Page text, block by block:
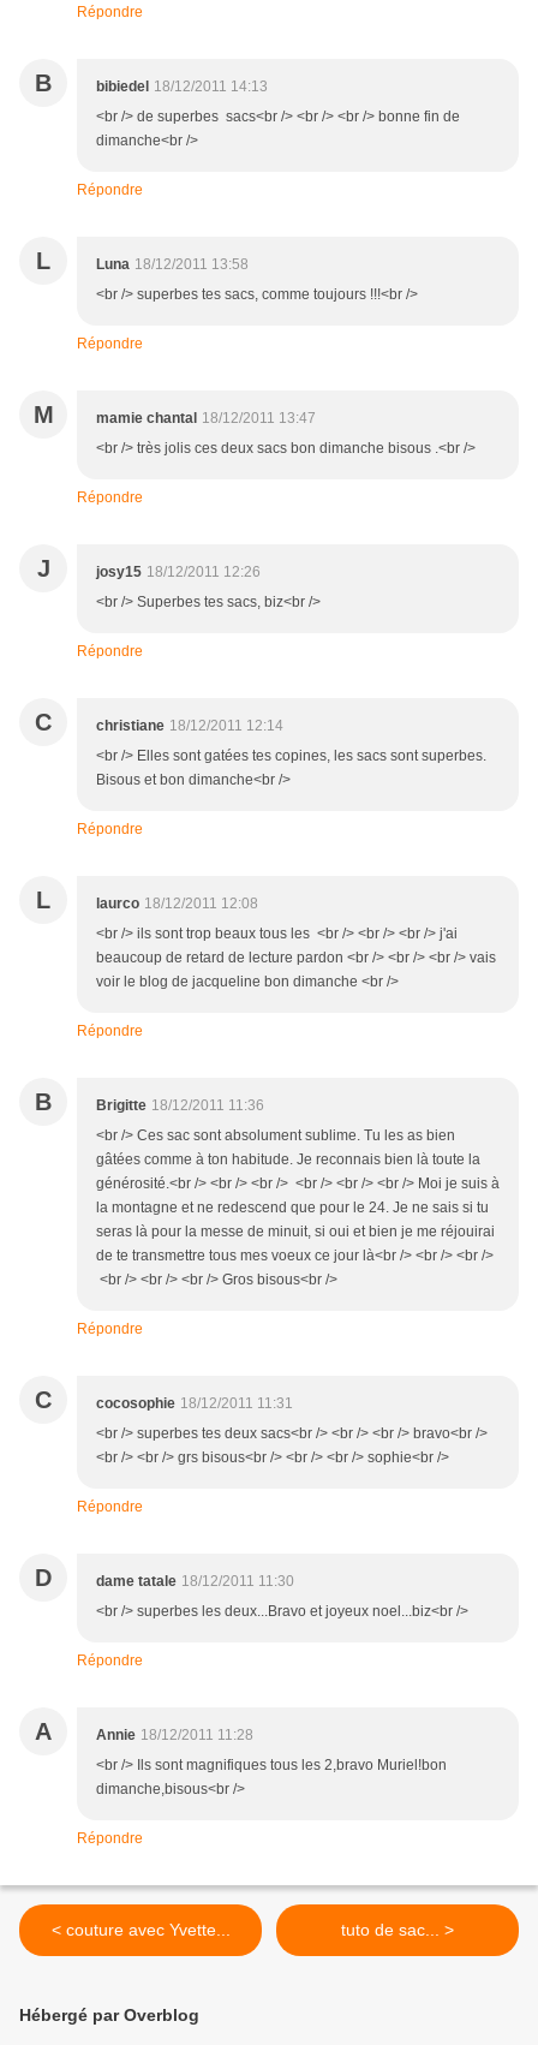
Répondre
B bibiedel 18/12/2011 14:13
<br /> de superbes sacs<br /> <br /> <br /> bonne fin de
dimanche<br />
Répondre
L Luna 18/12/2011 13:58
<br /> superbes tes sacs, comme toujours !!!<br />
Répondre
M mamie chantal 18/12/2011 13:47
<br /> très jolis ces deux sacs bon dimanche bisous .<br />
Répondre
J josy15 18/12/2011 12:26
<br /> Superbes tes sacs, biz<br />
Répondre
C christiane 18/12/2011 12:14
<br /> Elles sont gatées tes copines, les sacs sont superbes.
Bisous et bon dimanche<br />
Répondre
L laurco 18/12/2011 12:08
<br /> ils sont trop beaux tous les <br /> <br /> <br /> j'ai
beaucoup de retard de lecture pardon <br /> <br /> <br /> vais
voir le blog de jacqueline bon dimanche <br />
Répondre
B Brigitte 18/12/2011 11:36
<br /> Ces sac sont absolument sublime. Tu les as bien
gâtées comme à ton habitude. Je reconnais bien là toute la
générosité.<br /> <br /> <br /> <br /> <br /> <br /> Moi je suis à
la montagne et ne redescend que pour le 24. Je ne sais si tu
seras là pour la messe de minuit, si oui et bien je me réjouirai
de te transmettre tous mes voeux ce jour là<br /> <br /> <br />
<br /> <br /> <br /> Gros bisous<br />
Répondre
C cocosophie 18/12/2011 11:31
<br /> superbes tes deux sacs<br /> <br /> <br /> bravo<br />
<br /> <br /> grs bisous<br /> <br /> <br /> sophie<br />
Répondre
D dame tatale 18/12/2011 11:30
<br /> superbes les deux...Bravo et joyeux noel...biz<br />
Répondre
A Annie 18/12/2011 11:28
<br /> Ils sont magnifiques tous les 2,bravo Muriel!bon
dimanche,bisous<br />
Répondre
< couture avec Yvette... tuto de sac... >
Hébergé par Overblog